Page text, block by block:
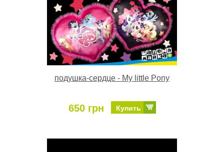
Отправка по Украине каждый
день
подушка-сердце - My little Pony
650 грн Купить